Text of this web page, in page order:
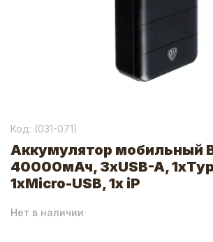
Код: (031-071)
Аккумулятор мобильный
40000мАч, 3xUSB-A,
1xMicro-USB, 1x iP
Нет в наличии